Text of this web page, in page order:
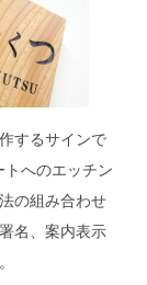
するサインで
へのエッチン
の組み合わせ
名、案内表示